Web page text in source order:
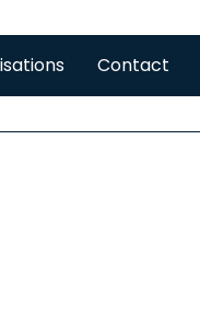
Contact